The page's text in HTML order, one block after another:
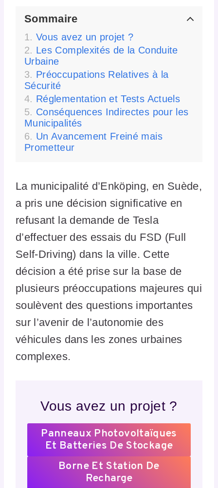
Sommaire
Vous avez un projet ?
Les Complexités de la Conduite
Urbaine
Préoccupations Relatives à la
Sécurité
Réglementation et Tests Actuels
Conséquences Indirectes pour les
Municipalités
Un Avancement Freiné mais
Prometteur
La municipalité d’Enköping, en Suède,
a pris une décision significative en
refusant la demande de Tesla
d’effectuer des essais du FSD (Full
Self-Driving) dans la ville. Cette
décision a été prise sur la base de
plusieurs préoccupations majeures qui
soulèvent des questions importantes
sur l’avenir de l’autonomie des
véhicules dans les zones urbaines
complexes.
Vous avez un projet ?
Panneaux Photovoltaïques
Et Batteries De Stockage
Borne Et Station De
Recharge